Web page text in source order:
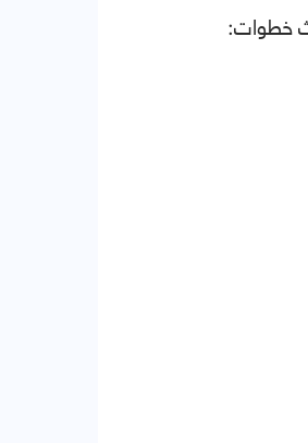
خطوات: